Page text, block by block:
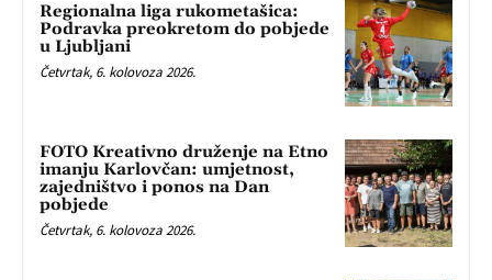
Regionalna liga rukometašica:
Podravka preokretom do pobjede
u Ljubljani
Četvrtak, 6. kolovoza 2026.
FOTO Kreativno druženje na Etno
imanju Karlovčan: umjetnost,
zajedništvo i ponos na Dan
pobjede
Četvrtak, 6. kolovoza 2026.